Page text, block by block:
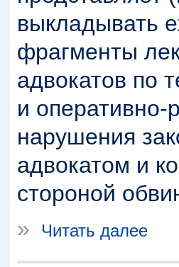
выкладывать
фрагменты
адвокатов по
и
нарушения
адвокатом и
стороной
»
Читать далее